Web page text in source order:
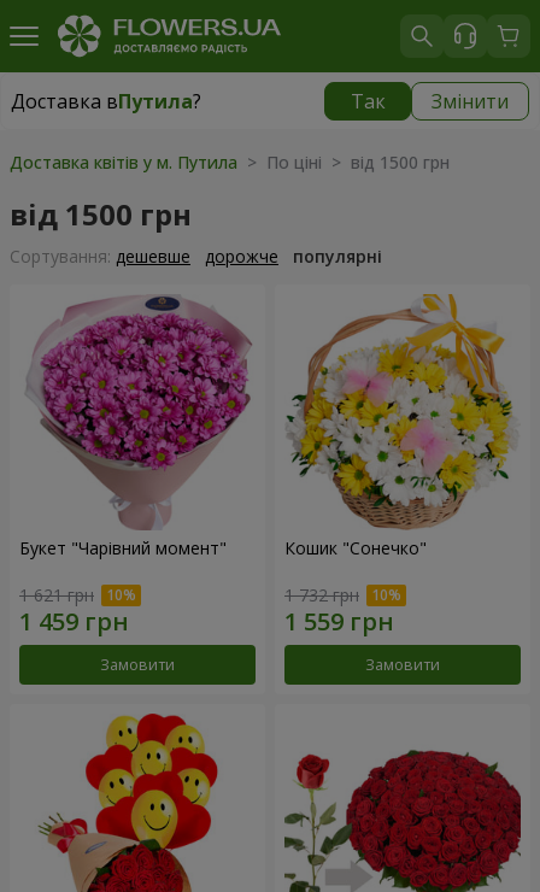
Доставка вПутила? Так Змінити
Доставка вПутила|
Доставка квітів у м. Путила > По ціні > від 1500 грн
від 1500 грн
Сортування: дешевше дорожче популярні
Букет "Чарівний момент"
1 621 грн
Замовити
Кошик "Сонечко"
1 732 грн
Замовити